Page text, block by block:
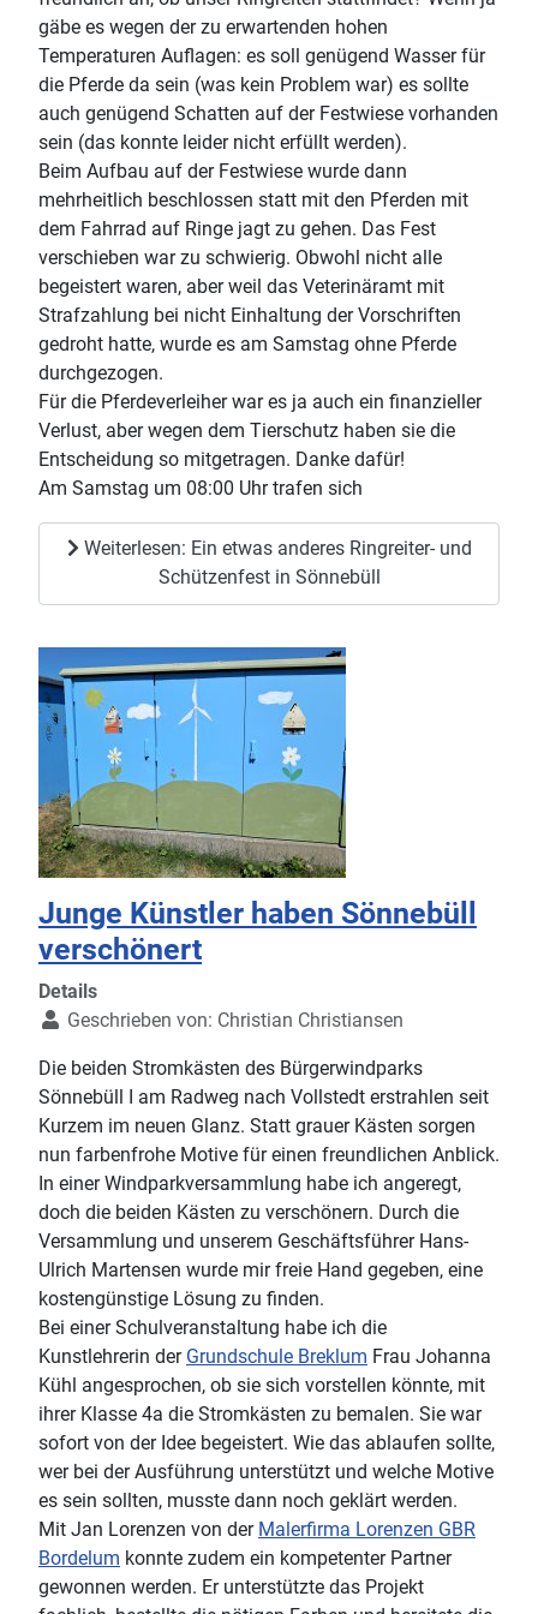
gäbe es wegen der zu erwartenden hohen
Temperaturen Auflagen: es soll genügend Wasser für
die Pferde da sein (was kein Problem war) es sollte
auch genügend Schatten auf der Festwiese vorhanden
sein (das konnte leider nicht erfüllt werden).
Beim Aufbau auf der Festwiese wurde dann
mehrheitlich beschlossen statt mit den Pferden mit
dem Fahrrad auf Ringe jagt zu gehen. Das Fest
verschieben war zu schwierig. Obwohl nicht alle
begeistert waren, aber weil das Veterinäramt mit
Strafzahlung bei nicht Einhaltung der Vorschriften
gedroht hatte, wurde es am Samstag ohne Pferde
durchgezogen.
Für die Pferdeverleiher war es ja auch ein finanzieller
Verlust, aber wegen dem Tierschutz haben sie die
Entscheidung so mitgetragen. Danke dafür!
Am Samstag um 08:00 Uhr trafen sich
Weiterlesen: Ein etwas anderes Ringreiter- und
Schützenfest in Sönnebüll
Junge Künstler haben Sönnebüll
verschönert
Details
Geschrieben von: Christian Christiansen
Die beiden Stromkästen des Bürgerwindparks
Sönnebüll I am Radweg nach Vollstedt erstrahlen seit
Kurzem im neuen Glanz. Statt grauer Kästen sorgen
nun farbenfrohe Motive für einen freundlichen Anblick.
In einer Windparkversammlung habe ich angeregt,
doch die beiden Kästen zu verschönern. Durch die
Versammlung und unserem Geschäftsführer Hans-
Ulrich Martensen wurde mir freie Hand gegeben, eine
kostengünstige Lösung zu finden.
Bei einer Schulveranstaltung habe ich die
Kunstlehrerin der Grundschule Breklum Frau Johanna
Kühl angesprochen, ob sie sich vorstellen könnte, mit
ihrer Klasse 4a die Stromkästen zu bemalen. Sie war
sofort von der Idee begeistert. Wie das ablaufen sollte,
wer bei der Ausführung unterstützt und welche Motive
es sein sollten, musste dann noch geklärt werden.
Mit Jan Lorenzen von der Malerfirma Lorenzen GBR
Bordelum konnte zudem ein kompetenter Partner
gewonnen werden. Er unterstützte das Projekt